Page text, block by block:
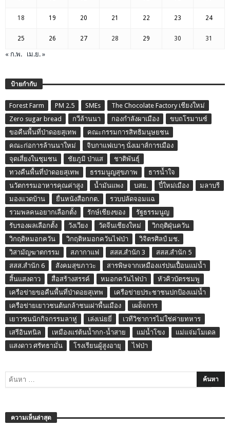
18 19 20 21 22 23 24
25 26 27 28 29 30 31
« ก.พ. เม.ย. »
ป้ายกำกับ
Forest Farm PM 2.5 SMEs
The Chocolate Factory เชียงใหม่
Zero sugar bread
กวีล้านนา กองกำลังผาเมือง
ขบถโรมานซ์
ขอคืนพื้นที่ป่าดอยสุเทพ
คณะกรรมการสิทธิมนุษยชน
คณะก่อการล้านนาใหม่
จิบกาแฟเบาๆ นั่งเมาส์การเมือง
จุดเสี่ยงในชุมชน
ชัยภูมิ ป่าแส
ชาติพันธุ์
ทวงคืนพื้นที่ป่าดอยสุเทพ
ธรรมนูญสุขภาพ
ธารน้ำใจ
นวัตกรรมอาหารคุณค่าสูง
น้ำมันแพง บสย. ปี๋ใหม่เมือง
มลาบรี
มองแวดบ้าน
ยื่นหนังสือกกต.
รวบปลัดจอมแฉ
รวมพลคนอยากเลือกตั้ง
รักษ์เชียงของ
รัฐธรรมนูญ
รับรองผลเลือกตั้ง
วังเวียง วัดจีนเชียงใหม่
วิกฤติฝุ่นควัน
วิกฤติหมอกควัน
วิกฤติหมอกควันไฟป่า
วิจิตรศิลป์ มช.
วิสามัญฆาตกรรม
สภากาแฟ สสส.สำนัก 3
สสส.สำนัก 5
สสส.สำนัก 6
สังคมสุขภาวะ
สารพิษจากเหมืองแร่ปนเปื้อนแม่น้ำ
สิ้นแสงดาว
สื่อสร้างสรรค์ หมอกควันไฟป่า
หัวคิวบัตรชมพู
เครือข่ายขอคืนพื้นที่ป่าดอยสุเทพ
เครือข่ายประชาชนปกป้องแม่น้ำ
เครือข่ายเยาวชนต้นกล้าชนเผ่าพื้นเมือง
เผด็จการ
เยาวชนนักกิจกรรมลาหู่
เล่งเน่ยยี่
เวทีวิชาการไม่ใช่ค่ายทหาร
เสรีอินทนิล
เหมืองแร่ต้นน้ำกก-น้ำสาย แม่น้ำโขง
แม่แจ่มโมเดล
แสงดาว ศรัทธามั่น
โรงเรียนผู้สูงอายุ ไฟป่า
ความเห็นล่าสุด